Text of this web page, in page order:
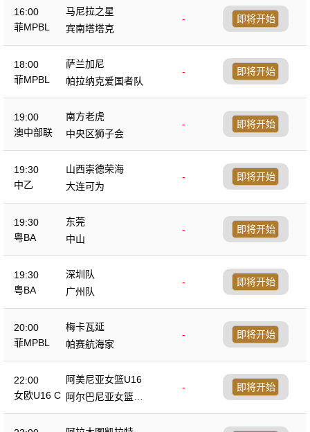
16:00
菲MPBL
马尼拉之星
-
宾南塔塔克
即将开始
18:00
菲MPBL
萨兰加尼
-
帕拉纳克爱国者队
即将开始
19:00
澳中部联
南方老虎
-
中央区狮子会
即将开始
19:30
中乙
山西崇德荣海
-
大连可为
即将开始
19:30
粤BA
东莞
-
中山
即将开始
19:30
粤BA
深圳队
-
广州队
即将开始
20:00
菲MPBL
梅卡瓦延
-
帕赛航海家
即将开始
22:00
女欧U16 C
阿美尼亚女篮U16
-
阿尔巴尼亚女篮U1
6
即将开始